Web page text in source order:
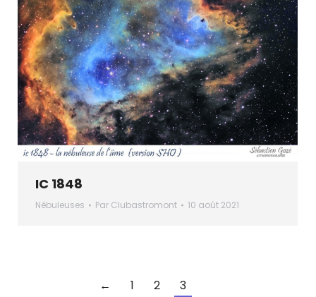
IC 1848
Nébuleuses Par Clubastromont 10 août 2021
← 1 2 3